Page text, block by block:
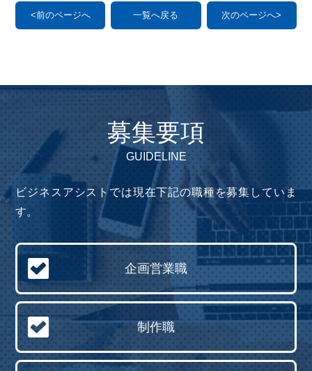
<前のページへ 一覧へ戻る 次のページへ>
募集要項
GUIDELINE
ビジネスアシストでは現在下記の職種を募集していま
す。
企画営業職
制作職